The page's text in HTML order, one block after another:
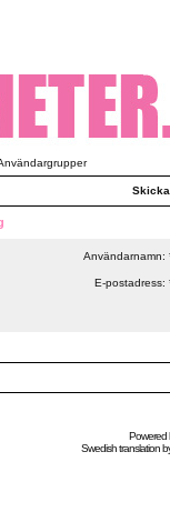
Användarnamn:
E-postadress:
Powered
Swedishtranslation